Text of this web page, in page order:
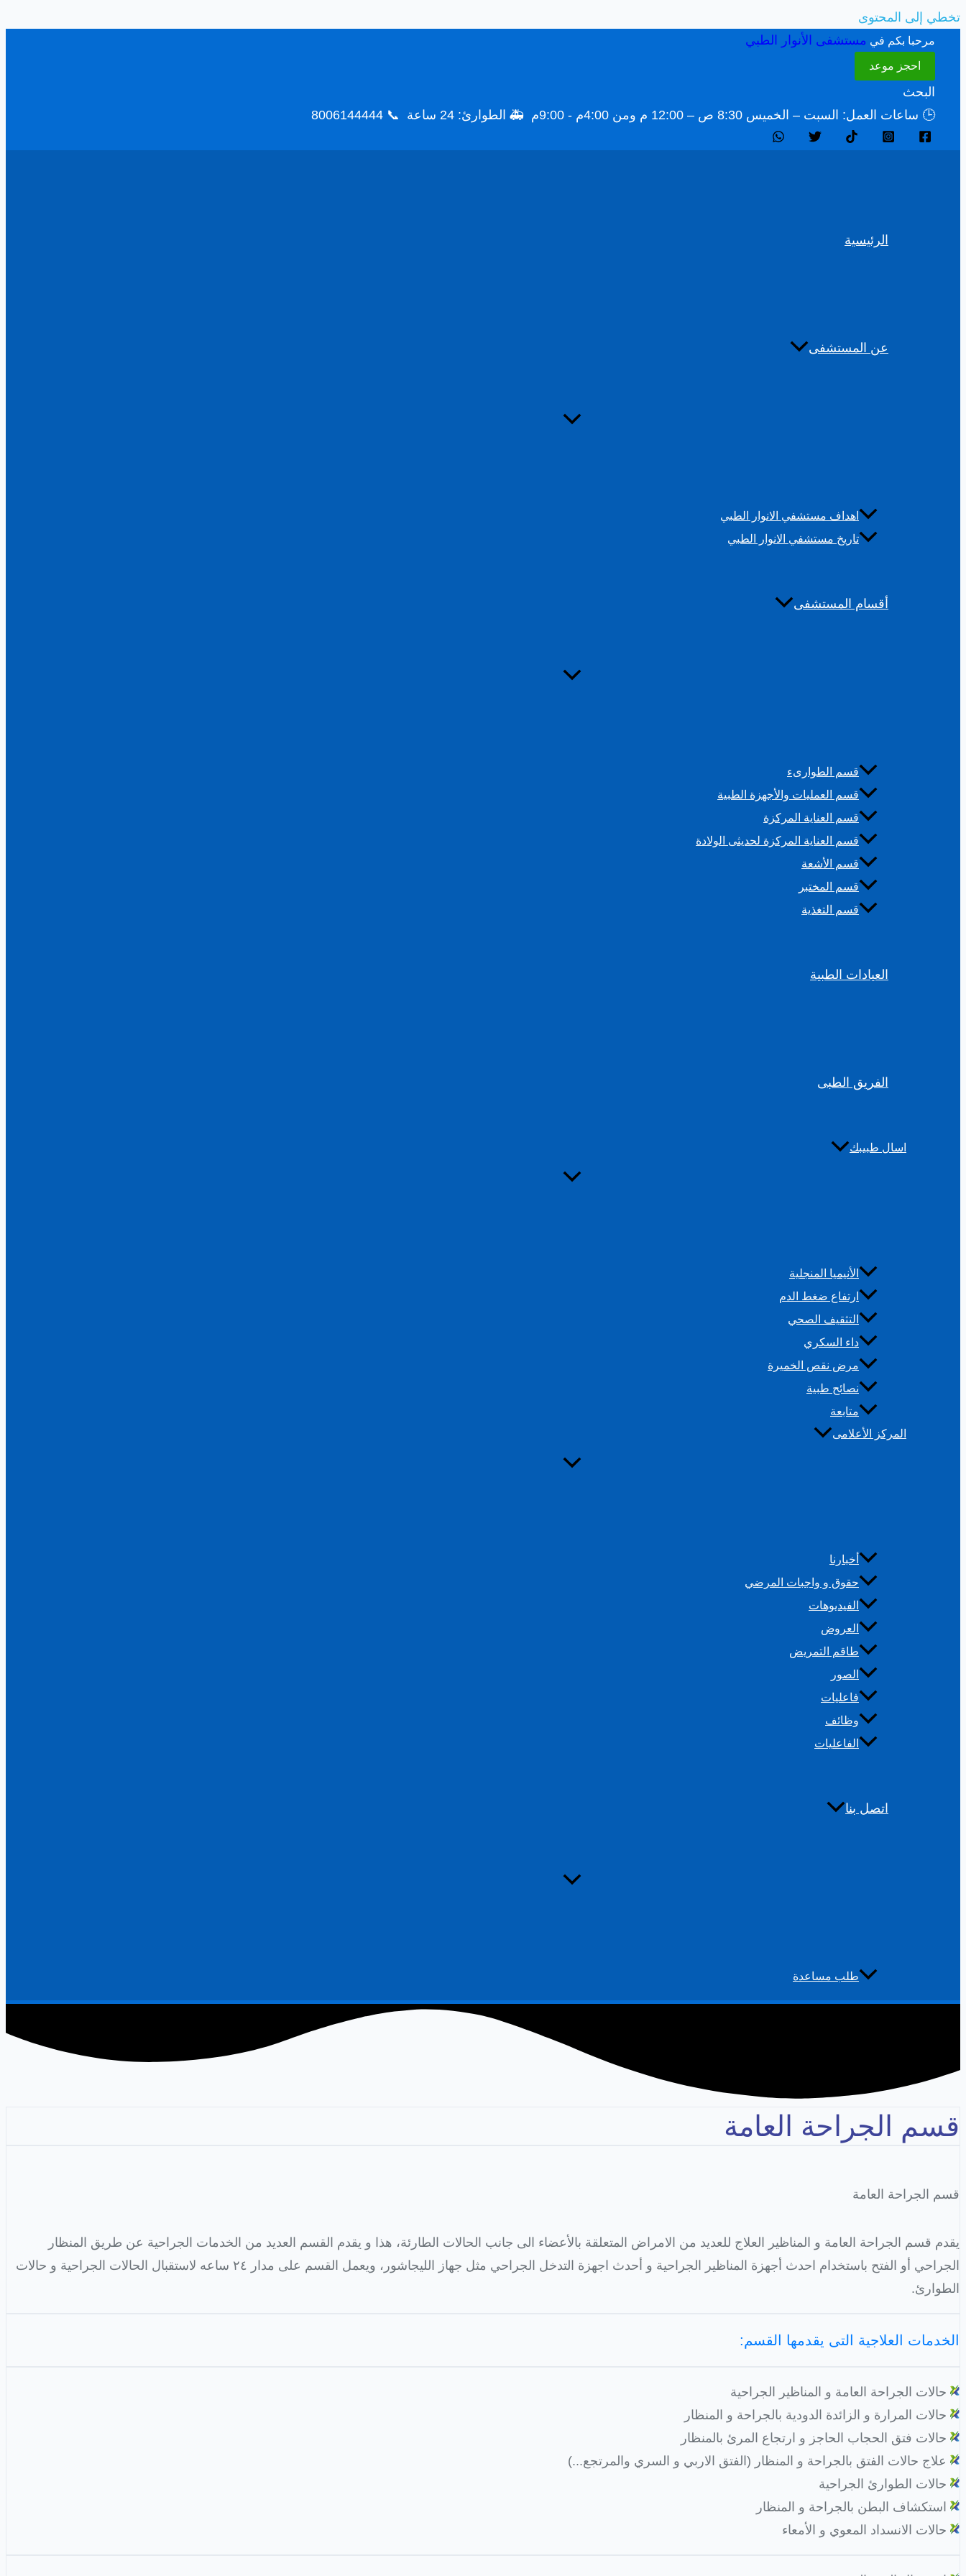
تخطي إلى المحتوى
مرحبا بكم في مستشفى الأنوار الطبي
احجز موعد
البحث
🕒 ساعات العمل: السبت – الخميس 8:30 ص – 12:00 م ومن 4:00م - 9:00م 🚑 الطوارئ: 24 ساعة 📞 8006144444
الرئيسية
عن المستشفى
اهداف مستشفي الانوار الطبي
تاريخ مستشفي الانوار الطبي
أقسام المستشفى
قسم الطوارىء
قسم العمليات والأجهزة الطبية
قسم العناية المركزة
قسم العناية المركزة لحديثى الولادة
قسم الأشعة
قسم المختبر
قسم التغذية
العيادات الطبية
الفريق الطبى
اسال طبيبك
الأنيميا المنجلية
ارتفاع ضغط الدم
التثقيف الصحي
داء السكري
مرض نقص الخميرة
نصائح طبية
متابعة
المركز الأعلامى
أخبارنا
حقوق و واجبات المرضي
الفيديوهات
العروض
طاقم التمريض
الصور
فاعليات
وظائف
الفاعليات
اتصل بنا
طلب مساعدة
قسم الجراحة العامة
قسم الجراحة العامة
يقدم قسم الجراحة العامة و المناظير العلاج للعديد من الامراض المتعلقة بالأعضاء الى جانب الحالات الطارئة، هذا و يقدم القسم العديد من الخدمات الجراحية عن طريق المنظار
الجراحي أو الفتح باستخدام احدث أجهزة المناظير الجراحية و أحدث اجهزة التدخل الجراحي مثل جهاز الليجاشور، ويعمل القسم على مدار ٢٤ ساعه لاستقبال الحالات الجراحية و حالات
الطوارئ.
الخدمات العلاجية التى يقدمها القسم:
حالات الجراحة العامة و المناظير الجراحية
حالات المرارة و الزائدة الدودية بالجراحة و المنظار
حالات فتق الحجاب الحاجز و ارتجاع المرئ بالمنظار
علاج حالات الفتق بالجراحة و المنظار (الفتق الاربي و السري والمرتجع...)
حالات الطوارئ الجراحية
استكشاف البطن بالجراحة و المنظار
حالات الانسداد المعوي و الأمعاء